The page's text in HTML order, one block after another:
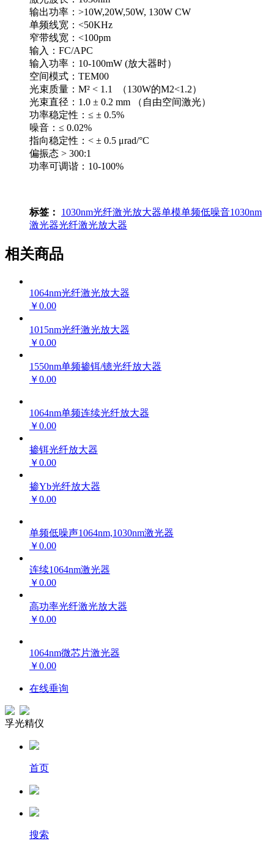
输出功率：>10W,20W,50W, 130W CW
单频线宽：<50KHz
窄带线宽：<100pm
输入：FC/APC
输入功率：10-100mW (放大器时）
空间模式：TEM00
光束质量：M² < 1.1 （130W的M2<1.2）
光束直径：1.0 ± 0.2 mm （自由空间激光）
功率稳定性：≤ ± 0.5%
噪音：≤ 0.02%
指向稳定性：< ± 0.5 μrad/°C
偏振态 > 300:1
功率可调谐：10-100%
标签： 1030nm光纤激光放大器单模单频低噪音1030nm
激光器光纤激光放大器
相关商品
1064nm光纤激光放大器
￥0.00
1015nm光纤激光放大器
￥0.00
1550nm单频掺铒/镱光纤放大器
￥0.00
1064nm单频连续光纤放大器
￥0.00
掺铒光纤放大器
￥0.00
掺Yb光纤放大器
￥0.00
单频低噪声1064nm,1030nm激光器
￥0.00
连续1064nm激光器
￥0.00
高功率光纤激光放大器
￥0.00
1064nm微芯片激光器
￥0.00
在线垂询
孚光精仪
首页
搜索